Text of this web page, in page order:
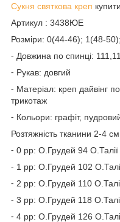
Сукня святкова креп
Артикул : 3438ЮЕ
Розміри: 0(44-46); 1(48-
⁃ Довжина по спинці:
⁃ Рукав: довгий
⁃ Матеріал: креп дайвінг
трикотаж
⁃ Кольори: графіт,
Розтяжність тканини 2-4
⁃ 0 рр: О.Грудей 94
⁃ 1 рр: О.Грудей 102
⁃ 2 рр: О.Грудей 110
⁃ 3 рр: О.Грудей 118
⁃ 4 рр: О.Грудей 126